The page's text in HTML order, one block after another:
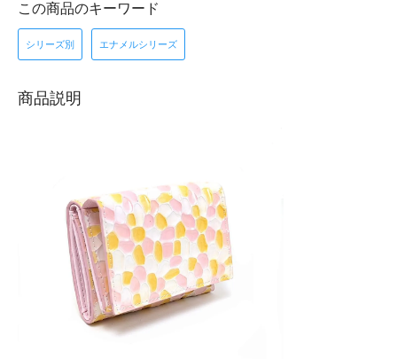
この商品のキーワード
シリーズ別 エナメルシリーズ
商品説明